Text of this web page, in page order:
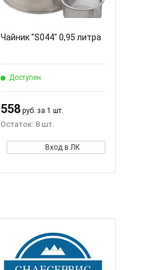
Чайник "S044" 0,95 литра
Доступен
558руб. за 1 шт.
Остаток: 8 шт.
Вход в ЛК